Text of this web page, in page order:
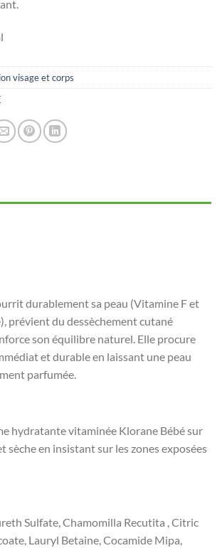
visage et corps
durablement sa peau (Vitamine F et
prévient du dessèchement cutané
son équilibre naturel. Elle procure
et durable en laissant une peau
parfumée.
hydratante vitaminée Klorane Bébé sur
sèche en insistant sur les zones exposées
Sulfate, Chamomilla Recutita , Citric
Lauryl Betaine, Cocamide Mipa,